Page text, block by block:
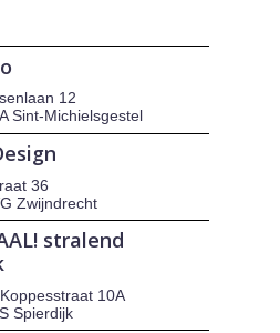
12
Sint-Michielsgestel
36
Zwijndrecht
stralend
10A
Spierdijk